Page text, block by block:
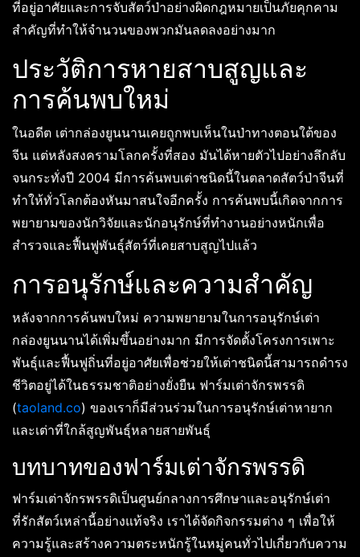
ที่อยู่อาศัยและการจับสัตว์ป่าอย่างผิดกฎหมายเป็นภัยคุกคาม
สำคัญที่ทำให้จำนวนของพวกมันลดลงอย่างมาก
ประวัติการหายสาบสูญและ
การค้นพบใหม่
ในอดีต เต่ากล่องยูนนานเคยถูกพบเห็นในป่าทางตอนใต้ของ
จีน แต่หลังสงครามโลกครั้งที่สอง มันได้หายตัวไปอย่างลึกลับ
จนกระทั่งปี 2004 มีการค้นพบเต่าชนิดนี้ในตลาดสัตว์ป่าจีนที่
ทำให้ทั่วโลกต้องหันมาสนใจอีกครั้ง การค้นพบนี้เกิดจากการ
พยายามของนักวิจัยและนักอนุรักษ์ที่ทำงานอย่างหนักเพื่อ
สำรวจและฟื้นฟูพันธุ์สัตว์ที่เคยสาบสูญไปแล้ว
การอนุรักษ์และความสำคัญ
หลังจากการค้นพบใหม่ ความพยายามในการอนุรักษ์เต่า
กล่องยูนนานได้เพิ่มขึ้นอย่างมาก มีการจัดตั้งโครงการเพาะ
พันธุ์และฟื้นฟูถิ่นที่อยู่อาศัยเพื่อช่วยให้เต่าชนิดนี้สามารถดำรง
ชีวิตอยู่ได้ในธรรมชาติอย่างยั่งยืน ฟาร์มเต่าจักรพรรดิ
(taoland.co) ของเราก็มีส่วนร่วมในการอนุรักษ์เต่าหายาก
และเต่าที่ใกล้สูญพันธุ์หลายสายพันธุ์
บทบาทของฟาร์มเต่าจักรพรรดิ
ฟาร์มเต่าจักรพรรดิเป็นศูนย์กลางการศึกษาและอนุรักษ์เต่า
ที่รักสัตว์เหล่านี้อย่างแท้จริง เราได้จัดกิจกรรมต่าง ๆ เพื่อให้
ความรู้และสร้างความตระหนักรู้ในหมู่คนทั่วไปเกี่ยวกับความ